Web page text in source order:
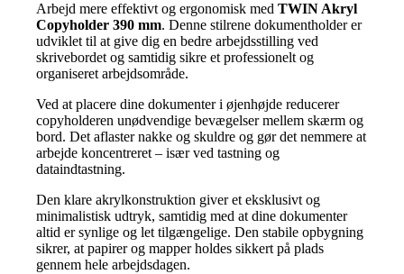
Arbejd mere effektivt og ergonomisk medTWIN Akryl
Copyholder 390 mm. Denne stilrene dokumentholder er
udviklet til at give dig en bedre arbejdsstilling ved
skrivebordet og samtidig sikre et professionelt og
organiseret arbejdsområde.
Ved at placere dine dokumenter i øjenhøjde reducerer
copyholderen unødvendige bevægelser mellem skærm og
bord. Det aflaster nakke og skuldre og gør det nemmere at
arbejde koncentreret – især ved tastning og
dataindtastning.
Den klare akrylkonstruktion giver et eksklusivt og
minimalistisk udtryk, samtidig med at dine dokumenter
altid er synlige og let tilgængelige. Den stabile opbygning
sikrer, at papirer og mapper holdes sikkert på plads
gennem hele arbejdsdagen.